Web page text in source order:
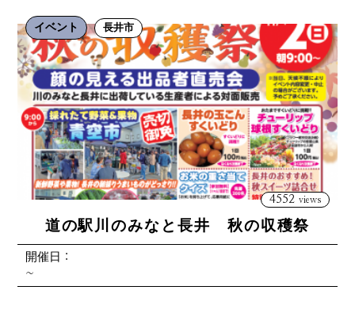
イベント 長井市
4552 views
道の駅川のみなと長井 秋の収穫祭
開催日：
~